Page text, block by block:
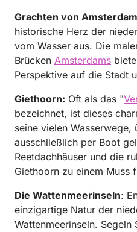
Grachten von
historische Herz der
vom Wasser aus. Die
Brücken Amsterdams
Perspektive auf die Stadt
Giethoorn: Oft als das "
bezeichnet, ist dieses
seine vielen Wasserwege,
ausschließlich per Boot
Reetdachhäuser und die
Giethoorn zu einem Muss
Die Wattenmeerinseln:
einzigartige Natur der
Wattenmeerinseln. Segeln